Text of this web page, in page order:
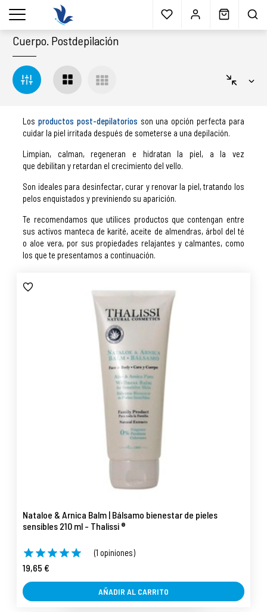
Envío gratisa partir 40€* Muestras gratis Blog
menu
Cuerpo. Postdepilación
Losproductos post-depilatorios son una opción perfecta para
cuidar la piel irritada después de someterse a una depilación.
Limpian, calman, regeneran e hidratan la piel, a la vez
que debilitan y retardan el crecimiento del vello.
Son ideales para desinfectar, curar y renovar la piel, tratando los
pelos enquistados y previniendo su aparición.
Te recomendamos que utilices productos que contengan entre
sus activos manteca de karité, aceite de almendras, árbol del té
o aloe vera, por sus propiedades relajantes y calmantes, como
los que te presentamos a continuación.
Nataloe & Arnica Balm | Bálsamo bienestar de pieles
sensibles 210 ml - Thalissi ®
(1 opiniones)
19,65 €
AÑADIR AL CARRITO